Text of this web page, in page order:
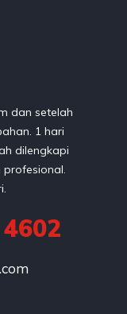
dan setelah
1 hari
dilengkapi
profesional.